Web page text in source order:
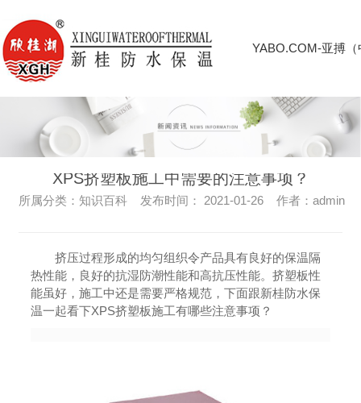
YABO.COM-亚搏（
XPS挤塑板施工中需要的注意事项？
所属分类：知识百科 发布时间： 2021-01-26 作者：admin
挤压过程形成的均匀组织令产品具有良好的保温隔
热性能，良好的抗湿防潮性能和高抗压性能。挤塑板性
能虽好，施工中还是需要严格规范，下面跟新桂防水保
温一起看下XPS挤塑板施工有哪些注意事项？